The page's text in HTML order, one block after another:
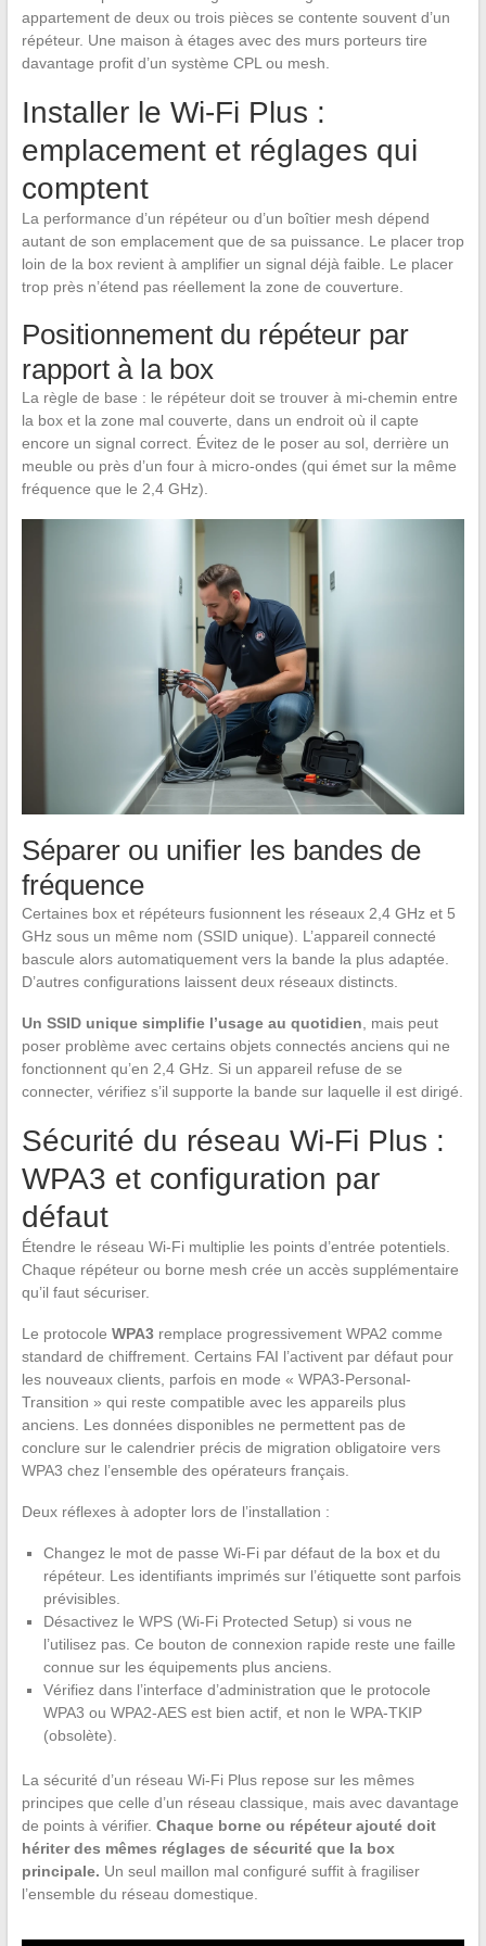
appartement de deux ou trois pièces se contente souvent d’un
répéteur. Une maison à étages avec des murs porteurs tire
davantage profit d’un système CPL ou mesh.
Installer le Wi-Fi Plus :
emplacement et réglages qui
comptent
La performance d’un répéteur ou d’un boîtier mesh dépend
autant de son emplacement que de sa puissance. Le placer trop
loin de la box revient à amplifier un signal déjà faible. Le placer
trop près n’étend pas réellement la zone de couverture.
Positionnement du répéteur par
rapport à la box
La règle de base : le répéteur doit se trouver à mi-chemin entre
la box et la zone mal couverte, dans un endroit où il capte
encore un signal correct. Évitez de le poser au sol, derrière un
meuble ou près d’un four à micro-ondes (qui émet sur la même
fréquence que le 2,4 GHz).
Séparer ou unifier les bandes de
fréquence
Certaines box et répéteurs fusionnent les réseaux 2,4 GHz et 5
GHz sous un même nom (SSID unique). L’appareil connecté
bascule alors automatiquement vers la bande la plus adaptée.
D’autres configurations laissent deux réseaux distincts.
Un SSID unique simplifie l’usage au quotidien, mais peut
poser problème avec certains objets connectés anciens qui ne
fonctionnent qu’en 2,4 GHz. Si un appareil refuse de se
connecter, vérifiez s’il supporte la bande sur laquelle il est dirigé.
Sécurité du réseau Wi-Fi Plus :
WPA3 et configuration par
défaut
Étendre le réseau Wi-Fi multiplie les points d’entrée potentiels.
Chaque répéteur ou borne mesh crée un accès supplémentaire
qu’il faut sécuriser.
Le protocole WPA3remplace progressivement WPA2 comme
standard de chiffrement. Certains FAI l’activent par défaut pour
les nouveaux clients, parfois en mode « WPA3-Personal-
Transition » qui reste compatible avec les appareils plus
anciens. Les données disponibles ne permettent pas de
conclure sur le calendrier précis de migration obligatoire vers
WPA3 chez l’ensemble des opérateurs français.
Deux réflexes à adopter lors de l’installation :
Changez le mot de passe Wi-Fi par défaut de la box et du
répéteur. Les identifiants imprimés sur l’étiquette sont parfois
prévisibles.
Désactivez le WPS (Wi-Fi Protected Setup) si vous ne
l’utilisez pas. Ce bouton de connexion rapide reste une faille
connue sur les équipements plus anciens.
Vérifiez dans l’interface d’administration que le protocole
WPA3 ou WPA2-AES est bien actif, et non le WPA-TKIP
(obsolète).
La sécurité d’un réseau Wi-Fi Plus repose sur les mêmes
principes que celle d’un réseau classique, mais avec davantage
de points à vérifier. Chaque borne ou répéteur ajouté doit
hériter des mêmes réglages de sécurité que la box
principale. Un seul maillon mal configuré suffit à fragiliser
l’ensemble du réseau domestique.